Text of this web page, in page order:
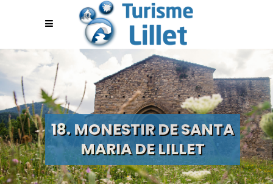
18. MONESTIR DE SANTA
MARIA DE LILLET